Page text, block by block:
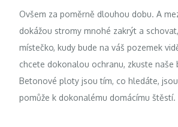
Ovšem za poměrně dlouhou dobu. A
dokážou stromy mnohé zakrýt a
místečko, kudy bude na váš pozemek
chcete dokonalou ochranu, zkuste naše
Betonové ploty jsou tím, co hledáte,
pomůže k dokonalému domácímu štěstí.